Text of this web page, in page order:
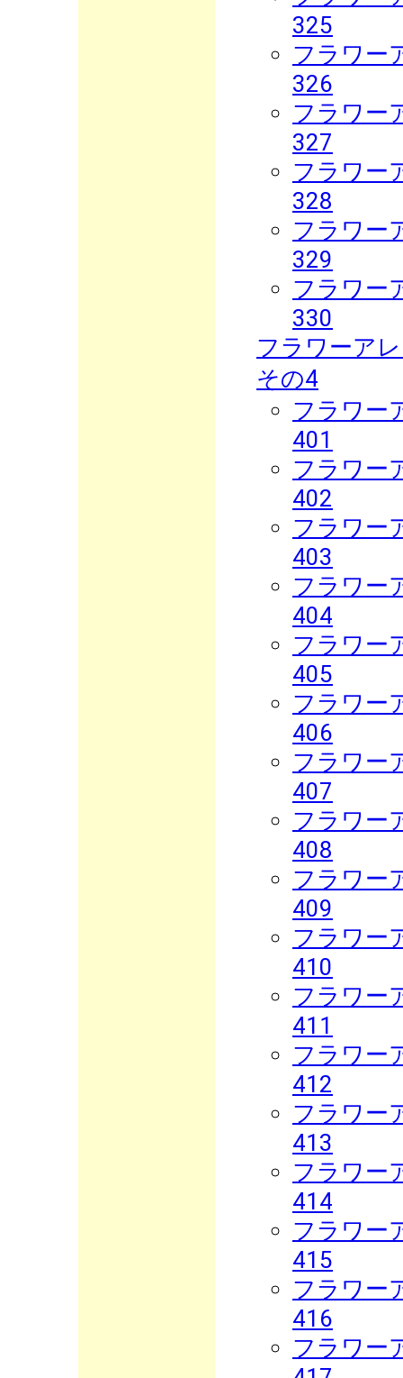
325
フラワー
326
フラワー
327
フラワー
328
フラワー
329
フラワー
330
フラワーア
その4
フラワー
401
フラワー
402
フラワー
403
フラワー
404
フラワー
405
フラワー
406
フラワー
407
フラワー
408
フラワー
409
フラワー
410
フラワー
411
フラワー
412
フラワー
413
フラワー
414
フラワー
415
フラワー
416
フラワー